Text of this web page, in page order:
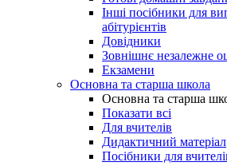
Інші посібники для
абітурієнтів
Довідники
Зовнішнє незалежне
Екзамени
Основна та старша школа
Основна та старша
Показати всі
Для вчителів
Дидактичний матеріал
Посібники для